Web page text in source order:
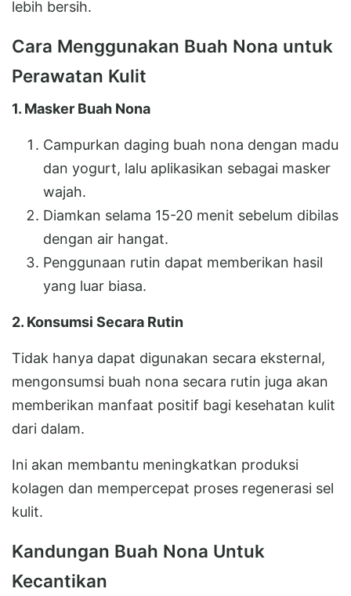
lebih bersih.
Cara Menggunakan Buah Nona untuk
Perawatan Kulit
1. Masker Buah Nona
Campurkan daging buah nona dengan madu
dan yogurt, lalu aplikasikan sebagai masker
wajah.
Diamkan selama 15-20 menit sebelum dibilas
dengan air hangat.
Penggunaan rutin dapat memberikan hasil
yang luar biasa.
2. Konsumsi Secara Rutin
Tidak hanya dapat digunakan secara eksternal,
mengonsumsi buah nona secara rutin juga akan
memberikan manfaat positif bagi kesehatan kulit
dari dalam.
Ini akan membantu meningkatkan produksi
kolagen dan mempercepat proses regenerasi sel
kulit.
Kandungan Buah Nona Untuk
Kecantikan